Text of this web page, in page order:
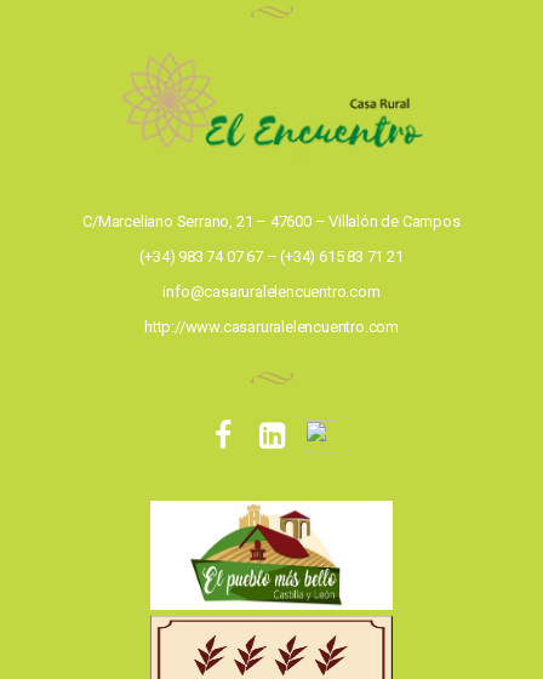
C/Marceliano Serrano, 21 – 47600 – Villalón de Campos
(+34) 983 74 07 67 – (+34) 615 83 71 21
info@casaruralelencuentro.com
http://www.casaruralelencuentro.com